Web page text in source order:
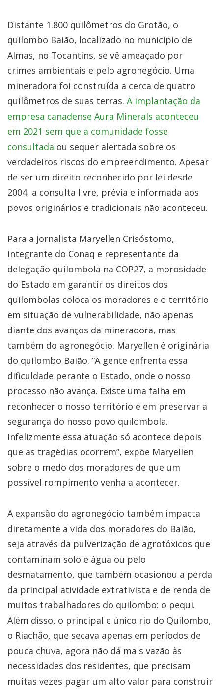
Distante 1.800 quilômetros do Grotão, o
quilombo Baião, localizado no município de
Almas, no Tocantins, se vê ameaçado por
crimes ambientais e pelo agronegócio. Uma
mineradora foi construída a cerca de quatro
quilômetros de suas terras. A implantação da
empresa canadense Aura Minerals aconteceu
em 2021 sem que a comunidade fosse
consultada ou sequer alertada sobre os
verdadeiros riscos do empreendimento. Apesar
de ser um direito reconhecido por lei desde
2004, a consulta livre, prévia e informada aos
povos originários e tradicionais não aconteceu.
Para a jornalista Maryellen Crisóstomo,
integrante do Conaq e representante da
delegação quilombola na COP27, a morosidade
do Estado em garantir os direitos dos
quilombolas coloca os moradores e o território
em situação de vulnerabilidade, não apenas
diante dos avanços da mineradora, mas
também do agronegócio. Maryellen é originária
do quilombo Baião. “A gente enfrenta essa
dificuldade perante o Estado, onde o nosso
processo não avança. Existe uma falha em
reconhecer o nosso território e em preservar a
segurança do nosso povo quilombola.
Infelizmente essa atuação só acontece depois
que as tragédias ocorrem”, expõe Maryellen
sobre o medo dos moradores de que um
possível rompimento venha a acontecer.
A expansão do agronegócio também impacta
diretamente a vida dos moradores do Baião,
seja através da pulverização de agrotóxicos que
contaminam solo e água ou pelo
desmatamento, que também ocasionou a perda
da principal atividade extrativista e de renda de
muitos trabalhadores do quilombo: o pequi.
Além disso, o principal e único rio do Quilombo,
o Riachão, que secava apenas em períodos de
pouca chuva, agora não dá mais vazão às
necessidades dos residentes, que precisam
muitas vezes pagar um alto valor para construir